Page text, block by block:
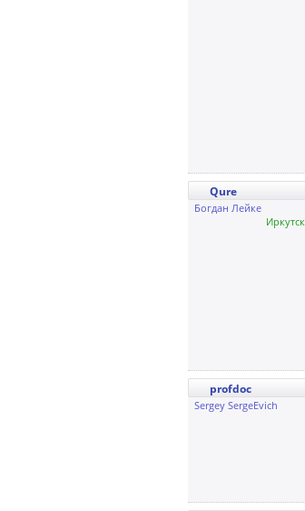
Qure
Богдан Лейке
Иркутск
profdoc
Sergey SergeEvich